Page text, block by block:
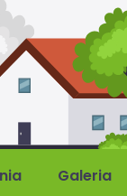
Galeria